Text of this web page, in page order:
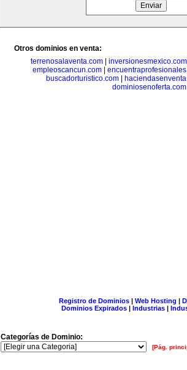
Otros dominios en venta:
terrenosalaventa.com| inversionesmexico.com
empleoscancun.com
buscadorturistico.com|
dominiosenoferta.com
Registro de Dominios| Web Hosting |
Dominios Expirados | Industrias |
Categorías de Dominio:
[Pág.